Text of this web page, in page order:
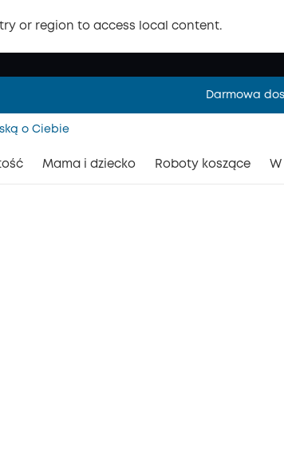
or region to access local content.
Darmowa
o Ciebie
Mama i dziecko Roboty koszące